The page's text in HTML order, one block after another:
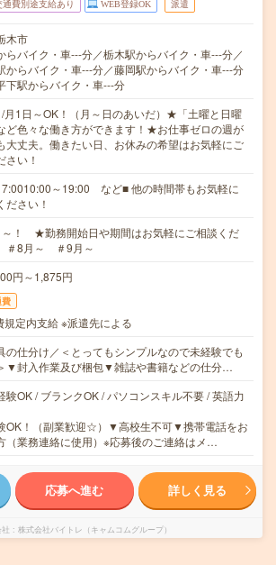
通費別途支給あり WEB登録OK 派遣
木市
らバイク・車---分／栃木駅からバイク・車---分／
からバイク・車---分／藤岡駅からバイク・車---分
下駅からバイク・車---分
月1日～OK！（月～日のあいだ）★「土曜と日曜
ど色々な働き方ができます！★お仕事ゼロの週が
大丈夫。働きたい日、お休みの希望はお気軽にご
さい！
～19:00 など■ 他の時間帯もお気軽に
ださい！
～！ ★勤務開始日や期間はお気軽にご相談くだ
＃8月～ ＃9月～
円～1,875円
規定内支給 ※派遣先による
の仕分け／＜とってもシンプルなので未経験でも
▼封入作業及び梱包▼雑誌や書籍などの仕分…
験OK / ブランクOK / パソコンスキル不要 / 英語力
OK！（副業歓迎☆）▼高校生不可▼携帯電話をお
（業務連絡に使用）※応募後のご連絡はメ…
応募へ進む 詳しく見る
株式会社バイトレ（キャムコムグループ）